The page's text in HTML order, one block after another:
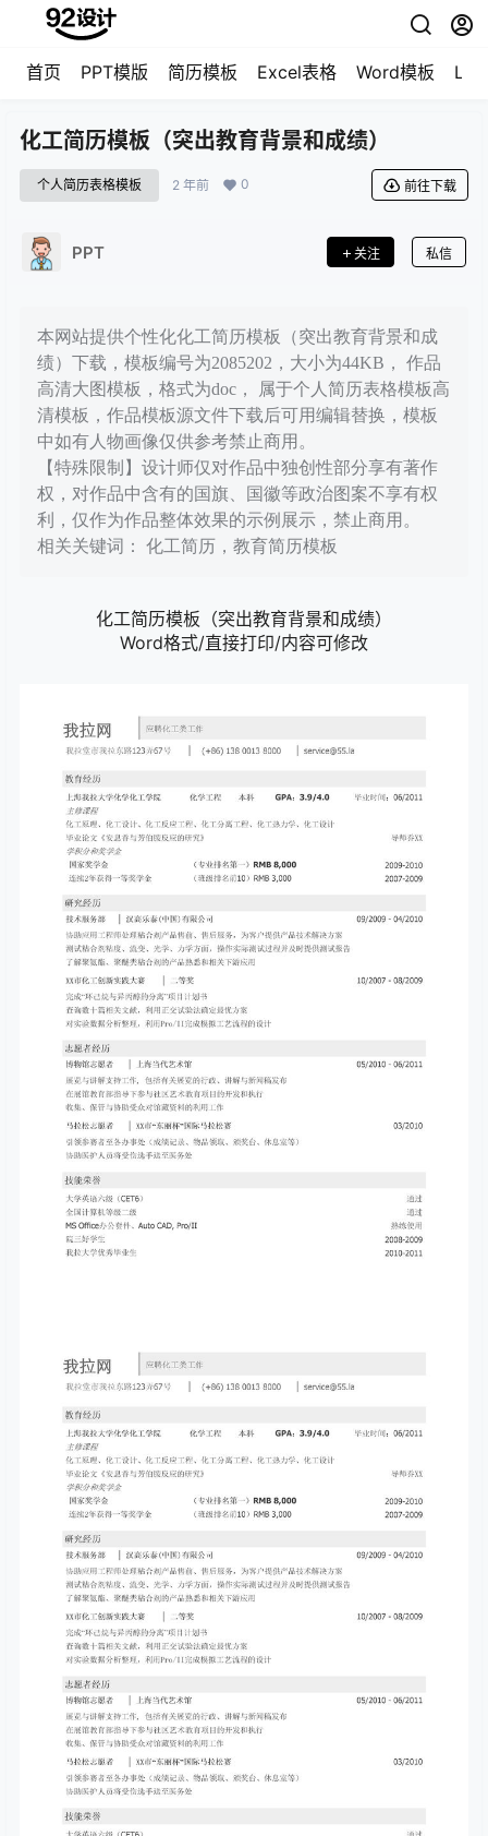
首页 PPT模版 简历模板 Excel表格 Word模板
化工简历模板（突出教育背景和成绩）
个人简历表格模板 2 年前 0 前往下载
PPT 关注 私信
本网站提供个性化化工简历模板（突出教育背景和成
绩）下载，模板编号为2085202，大小为44KB， 作品
高清大图模板，格式为doc， 属于个人简历表格模板高
清模板，作品模板源文件下载后可用编辑替换，模板
中如有人物画像仅供参考禁止商用。
【特殊限制】设计师仅对作品中独创性部分享有著作
权，对作品中含有的国旗、国徽等政治图案不享有权
利，仅作为作品整体效果的示例展示，禁止商用。
相关关键词： 化工简历，教育简历模板
化工简历模板（突出教育背景和成绩）
Word格式/直接打印/内容可修改